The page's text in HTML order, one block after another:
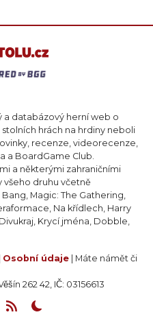
a databázový herní web o
hrách na hrdiny neboli
recenze, videorecenze,
a BoardGame Club.
a některými zahraničními
všeho druhu včetně
Magic: The Gathering,
Na křídlech, Harry
Krycí jména, Dobble,
Osobní údaje | Máte námět či
262 42, IČ: 03156613